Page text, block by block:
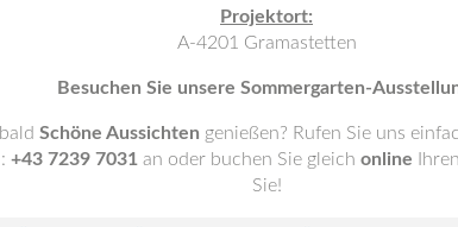
Projektort:
A-4201 Gramastetten
Besuchen Sie unsere Sommergarten-
Schöne Aussichten genießen? Rufen Sie uns
+43 7239 7031 an oder buchen Sie gleich online
Sie!